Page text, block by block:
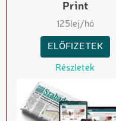
Print
125lej/hó
ELŐFIZETEK
Részletek